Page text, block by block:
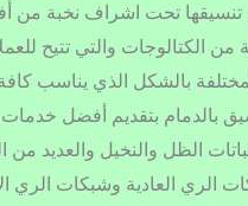
تنسيقها تحت اشراف نخبة من
الكتالوجات والتي تتيح
بالشكل الذي يناسب كافة
بالدمام بتقديم أفضل خدمات
الظل والنخيل والعديد
الري العادية وشبكات الري